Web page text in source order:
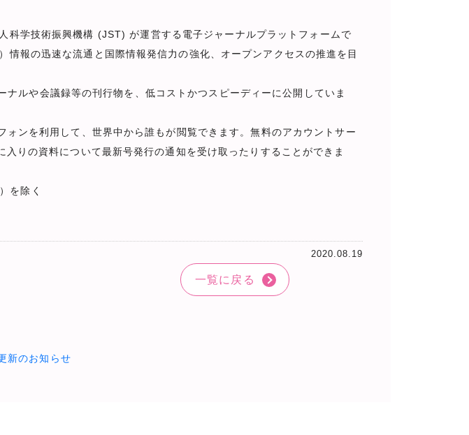
科学技術振興機構 (JST) が運営する電子ジャーナルプラットフォームで
報の迅速な流通と国際情報発信力の強化、オープンアクセスの推進を目
ルや会議録等の刊行物を、低コストかつスピーディーに公開していま
ンを利用して、世界中から誰もが閲覧できます。無料のアカウントサー
りの資料について最新号発行の通知を受け取ったりすることができま
を除く
2020.08.19
一覧に戻る
新のお知らせ